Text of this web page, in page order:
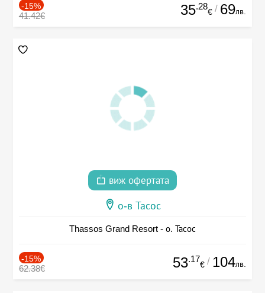
-15%
41.42€ 35.28
€ / 69лв.
виж офертата
о-в Тасос
Thassos Grand Resort - о. Тасос
-15%
62.38€ 53.17
€ / 104лв.